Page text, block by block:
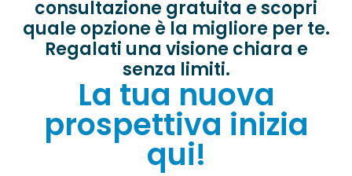
consultazione gratuita e scopri
quale opzione è la migliore per te.
Regalati una visione chiara e
senza limiti.
La tua nuova
prospettiva inizia
qui!